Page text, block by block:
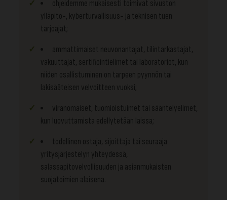
ohjeidemme mukaisesti toimivat sivuston
ylläpito-, kyberturvallisuus- ja teknisen tuen
tarjoajat;
ammattimaiset neuvonantajat, tilintarkastajat,
vakuuttajat, sertifiointielimet tai laboratoriot, kun
niiden osallistuminen on tarpeen pyynnön tai
lakisääteisen velvoitteen vuoksi;
viranomaiset, tuomioistuimet tai sääntelyelimet,
kun luovuttamista edellytetään laissa;
todellinen ostaja, sijoittaja tai seuraaja
yritysjärjestelyn yhteydessä,
salassapitovelvollisuuden ja asianmukaisten
suojatoimien alaisena.